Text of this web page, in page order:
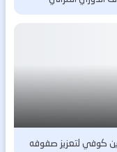
كوفي لتعزيز صفوفه